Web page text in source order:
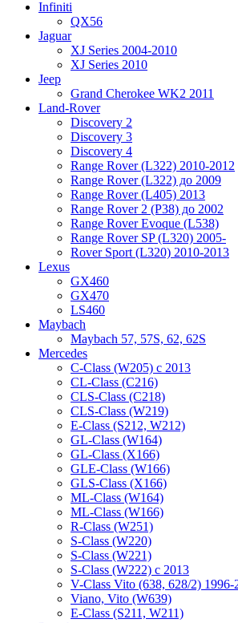
Infiniti
QX56
Jaguar
XJ Series 2004-2010
XJ Series 2010
Jeep
Grand Cherokee WK2 2011
Land-Rover
Discovery 2
Discovery 3
Discovery 4
Range Rover (L322) 2010-2012
Range Rover (L322) до 2009
Range Rover (L405) 2013
Range Rover 2 (P38) до 2002
Range Rover Evoque (L538)
Range Rover SP (L320) 2005-
Rover Sport (L320) 2010-2013
Lexus
GX460
GX470
LS460
Maybach
Maybach 57, 57S, 62, 62S
Mercedes
C-Class (W205) с 2013
CL-Class (C216)
CLS-Class (C218)
CLS-Class (W219)
E-Class (S212, W212)
GL-Class (W164)
GL-Class (X166)
GLE-Class (W166)
GLS-Class (X166)
ML-Class (W164)
ML-Class (W166)
R-Class (W251)
S-Class (W220)
S-Class (W221)
S-Class (W222) с 2013
V-Class Vito (638, 628/2) 1996-
Viano, Vito (W639)
Е-Class (S211, W211)